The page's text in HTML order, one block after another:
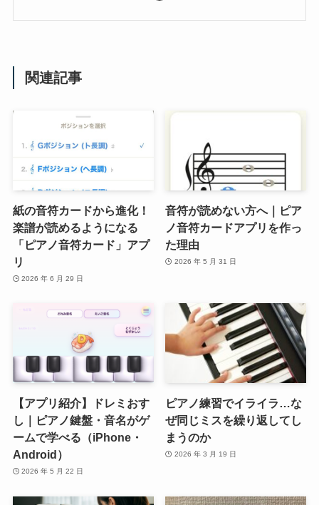
関連記事
紙の音符カードから進化！
楽譜が読めるようになる
「ピアノ音符カード」アプ
リ
2026 年 6 月 29 日
音符が読めない方へ｜ピア
ノ音符カードアプリを作っ
た理由
2026 年 5 月 31 日
【アプリ紹介】ドレミおす
し｜ピアノ鍵盤・音名がゲ
ームで学べる（iPhone・
Android）
2026 年 5 月 22 日
ピアノ練習でイライラ…な
ぜ同じミスを繰り返してし
まうのか
2026 年 3 月 19 日